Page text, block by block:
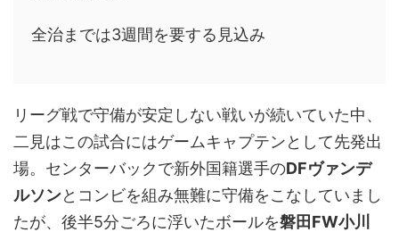
全治までは3週間を要する見込み
リーグ戦で守備が安定しない戦いが続いていた中、
二見はこの試合にはゲームキャプテンとして先発出
場。センターバックで新外国籍選手のDFヴァンデ
ルソンとコンビを組み無難に守備をこなしていまし
たが、後半5分ごろに浮いたボールを磐田FW小川